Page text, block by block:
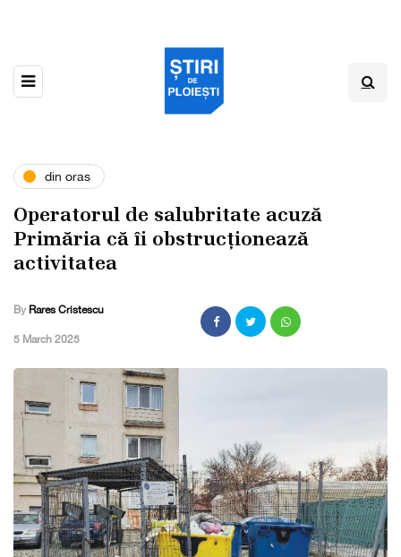
din oras
Operatorul de salubritate acuză
Primăria că îi obstrucționează
activitatea
By Rares Cristescu
,5 March 2025